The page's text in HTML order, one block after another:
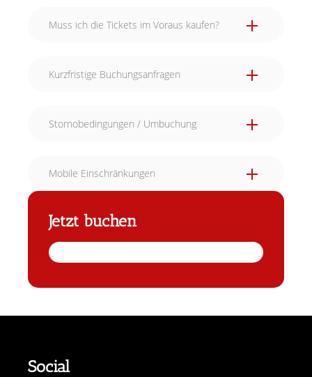
Muss ich die Tickets im Voraus kaufen?
Kurzfristige Buchungsanfragen
Stornobedingungen / Umbuchung
Mobile Einschränkungen
Jetzt buchen
Social